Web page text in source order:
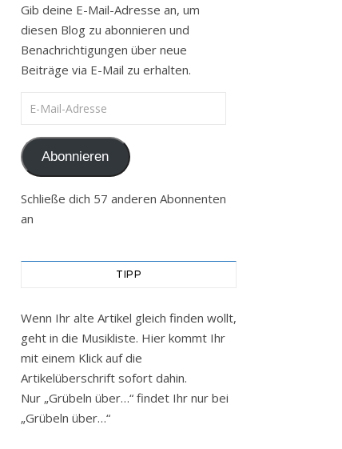
Gib deine E-Mail-Adresse an, um
diesen Blog zu abonnieren und
Benachrichtigungen über neue
Beiträge via E-Mail zu erhalten.
E-Mail-Adresse
Abonnieren
Schließe dich 57 anderen Abonnenten
an
TIPP
Wenn Ihr alte Artikel gleich finden wollt,
geht in die Musikliste. Hier kommt Ihr
mit einem Klick auf die
Artikelüberschrift sofort dahin.
Nur „Grübeln über…“ findet Ihr nur bei
„Grübeln über…“